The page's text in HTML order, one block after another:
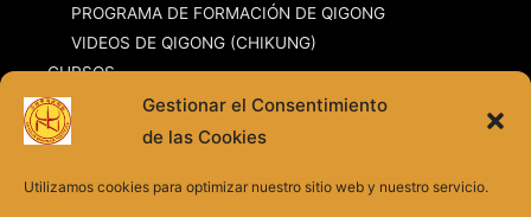
Gestionar el Consentimiento
de las Cookies
Utilizamos cookies para optimizar nuestro sitio web y nuestro servicio.
PROGRAMA DE FORMACIÓN DE QIGONG
VIDEOS DE QIGONG (CHIKUNG)
CURSOS
CLASES DE TAICHICHUAN
CLASES DE CHI KUNG (QI GONG)
CLASES DE CHI KUNG ONLINE